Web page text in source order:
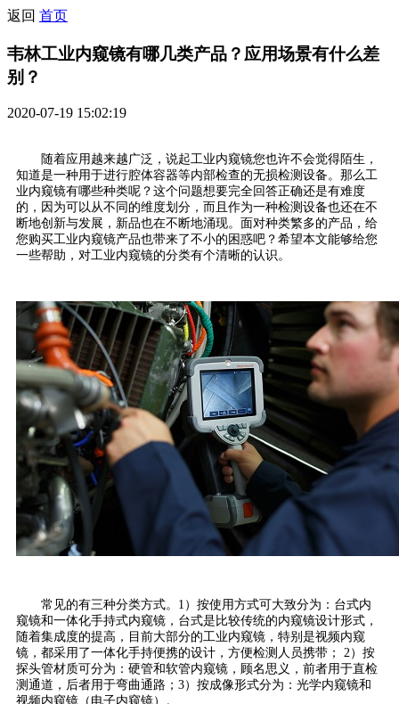
返回 首页
韦林工业内窥镜有哪几类产品？应用场景有什么差
别？
2020-07-19 15:02:19
随着应用越来越广泛，说起工业内窥镜您也许不会觉得陌生，
知道是一种用于进行腔体容器等内部检查的无损检测设备。那么工
业内窥镜有哪些种类呢？这个问题想要完全回答正确还是有难度
的，因为可以从不同的维度划分，而且作为一种检测设备也还在不
断地创新与发展，新品也在不断地涌现。面对种类繁多的产品，给
您购买工业内窥镜产品也带来了不小的困惑吧？希望本文能够给您
一些帮助，对工业内窥镜的分类有个清晰的认识。
常见的有三种分类方式。1）按使用方式可大致分为：台式内
窥镜和一体化手持式内窥镜，台式是比较传统的内窥镜设计形式，
随着集成度的提高，目前大部分的工业内窥镜，特别是视频内窥
镜，都采用了一体化手持便携的设计，方便检测人员携带； 2）按
探头管材质可分为：硬管和软管内窥镜，顾名思义，前者用于直检
测通道，后者用于弯曲通路；3）按成像形式分为：光学内窥镜和
视频内窥镜（电子内窥镜）。